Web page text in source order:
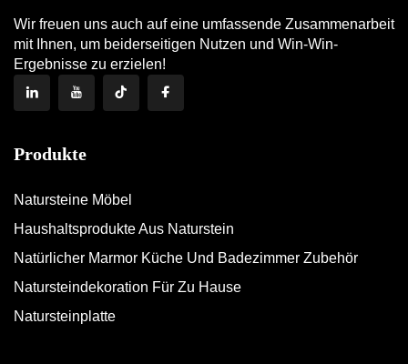
Wir freuen uns auch auf eine umfassende Zusammenarbeit
mit Ihnen, um beiderseitigen Nutzen und Win-Win-
Ergebnisse zu erzielen!
Produkte
Natursteine Möbel
Haushaltsprodukte Aus Naturstein
Natürlicher Marmor Küche Und Badezimmer Zubehör
Natursteindekoration Für Zu Hause
Natursteinplatte